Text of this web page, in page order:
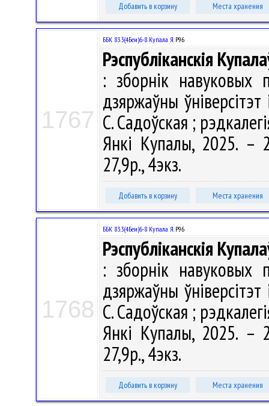
Добавить в корзину Места хранения
1767
ББК 83.3(4Беи)6-8 Купала Я.Р96
Рэспубліканскія
: зборнік навуковых
дзяржаўны
С. Садоўская ;
Янкі Купалы, 2025. –
27,9р., 4экз.
Добавить в корзину Места хранения
1768
ББК 83.3(4Беи)6-8 Купала Я.Р96
Рэспубліканскія
: зборнік навуковых
дзяржаўны
С. Садоўская ;
Янкі Купалы, 2025. –
27,9р., 4экз.
Добавить в корзину Места хранения